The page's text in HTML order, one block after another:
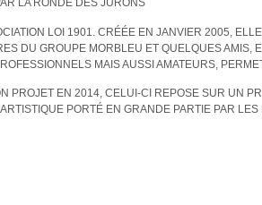
LA RONDE DES JURONS
LOI 1901. CRÉÉE EN JANVIER 2005,
DU GROUPE MORBLEU ET QUELQUES
MAIS AUSSI AMATEURS,
PROJET EN 2014, CELUI-CI REPOSE SUR UN
PORTÉ EN GRANDE PARTIE PAR